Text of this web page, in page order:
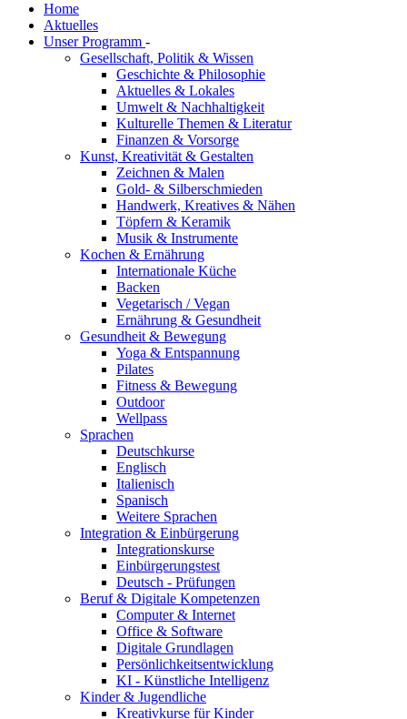
Home
Aktuelles
Unser Programm -
Gesellschaft, Politik & Wissen
Geschichte & Philosophie
Aktuelles & Lokales
Umwelt & Nachhaltigkeit
Kulturelle Themen & Literatur
Finanzen & Vorsorge
Kunst, Kreativität & Gestalten
Zeichnen & Malen
Gold- & Silberschmieden
Handwerk, Kreatives & Nähen
Töpfern & Keramik
Musik & Instrumente
Kochen & Ernährung
Internationale Küche
Backen
Vegetarisch / Vegan
Ernährung & Gesundheit
Gesundheit & Bewegung
Yoga & Entspannung
Pilates
Fitness & Bewegung
Outdoor
Wellpass
Sprachen
Deutschkurse
Englisch
Italienisch
Spanisch
Weitere Sprachen
Integration & Einbürgerung
Integrationskurse
Einbürgerungstest
Deutsch - Prüfungen
Beruf & Digitale Kompetenzen
Computer & Internet
Office & Software
Digitale Grundlagen
Persönlichkeitsentwicklung
KI - Künstliche Intelligenz
Kinder & Jugendliche
Kreativkurse für Kinder